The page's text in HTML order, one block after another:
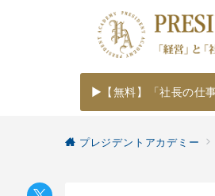
▶【無料】「社長の仕
プレジデントアカデミー